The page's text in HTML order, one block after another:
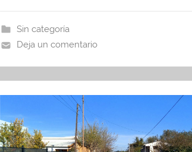
b
o
o
k
A
p
p
tir
Sin categoría
Deja un comentario